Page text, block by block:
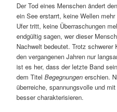
Der Tod eines Menschen ändert
ein See erstarrt, keine Wellen
Ufer tritt, keine Überraschungen
endgültig sagen, wer dieser
Nachwelt bedeutet. Trotz
den vergangenen Jahren nur
ist es her, dass der letzte Band
dem TitelBegegnungen erschien.
überreiche, spannungsvolle und
besser charakterisieren.